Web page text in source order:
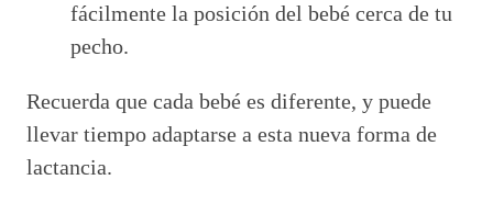
fácilmente la posición del bebé cerca de tu
pecho.
Recuerda que cada bebé es diferente, y puede
llevar tiempo adaptarse a esta nueva forma de
lactancia.